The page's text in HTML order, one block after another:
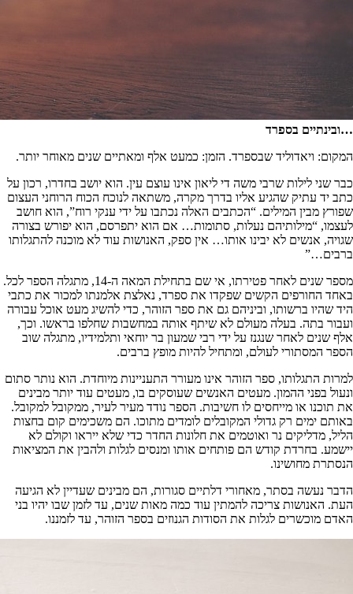
…ובינתיים בספרד
המקום: ויאדוליד שבספרד. הזמן: כמעט אלף ומאתיים שנים מאוחר יותר.
כבר שני לילות שרבי משה די ליאון אינו עוצם עין. הוא יושב בחדרו, רכון על
כתב יד עתיק שהגיע אליו בדרך מקרה, משתאה לנוכח הכוח הרוחני העצום
שפורץ מבין המילים. “הכתבים האלה נכתבו על ידי ענקי רוח”, הוא חושב
לעצמו, “מילותיהם נעלות, סתומות… אם הוא יתפרסם, הוא יפורש בצורה
שגויה, אנשים לא יבינו אותו… אין ספק, האנושות עוד לא מוכנה להתגלותו
ברבים…”
מספר שנים לאחר פטירתו, אי שם בתחילת המאה ה-14, מתגלה הספר לכל.
באחד החורפים הקשים שפקדו את ספרד, נאלצת אלמנתו למכור את כתבי
היד שהיו ברשותו, וביניהם גם את ספר הזוהר, כדי להשיג מעט אוכל עבורה
ועבור בתה. בעלה מעולם לא שיתף אותה במחשבות שחלפו בראשו. וכך,
אלף שנים לאחר שנגנז על ידי רבי שמעון בר יוחאי ותלמידיו, מתגלה שוב
הספר המסתורי לעולם, ומתחיל להיות מופץ ברבים.
למרות התגלותו, ספר הזוהר אינו מעורר התעניינות מיוחדת. הוא נותר סתום
ונעול בפני ההמון. מעטים האנשים שעוסקים בו, מעטים עוד יותר מבינים
את תוכנו או מייחסים לו חשיבות. הספר נודד מעיר לעיר, ממקובל למקובל.
באותם ימים רק גדולי המקובלים לומדים מתוכו. הם משכימים קום בחצות
הליל, מדליקים נר ואוטמים את חלונות החדר כדי שלא ייראו וקולם לא
יישמע. בחרדת קודש הם פותחים אותו ומנסים לגלות ולהבין את המציאות
הנסתרת מחושינו.
הדבר נעשה בסתר, מאחורי דלתיים סגורות, הם מבינים שעדיין לא הגיעה
העת. האנושות צריכה להמתין עוד כמה מאות שנים, עד לזמן שבו יהיו בני
האדם מוכשרים לגלות את הסודות הגנוזים בספר הזוהר, עד לזמננו.